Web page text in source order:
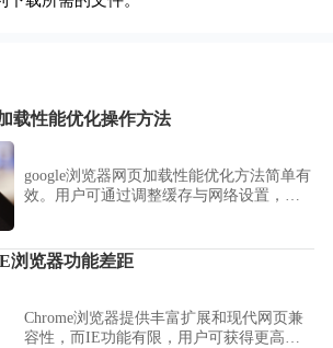
载性能优化操作方法
google浏览器网页加载性能优化方法简单有
效。用户可通过调整缓存与网络设置，加
浏览器功能差距
Chrome浏览器提供丰富扩展和现代网页兼
容性，而IE功能有限，用户可获得更高效